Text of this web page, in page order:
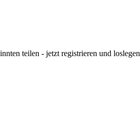
teilen - jetzt registrieren und loslegen